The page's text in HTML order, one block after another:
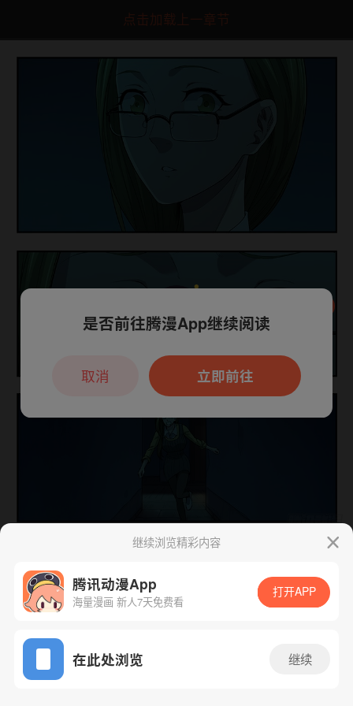
点击加载上一章节
App免费看
下一话 腾漫App免费看
继续浏览精彩内容
腾讯动漫App
海量漫画 新人7天免费看
打开APP
在此处浏览 继续
本章节仅支持App阅读，可打开App新用
户7天免费看
是否前往腾漫App继续阅读
立即前往
取消